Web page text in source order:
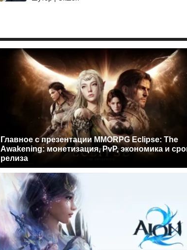
Главное с презентации MMORPG Eclipse: The
Awakening: монетизация, PvP, экономика и
релиза